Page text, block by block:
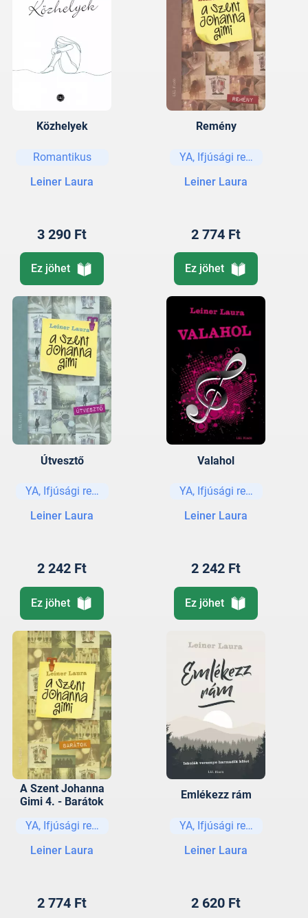
Közhelyek
Romantikus
Leiner Laura
3 290 Ft
Ez jöhet
Remény
YA, Ifjúsági regények és
Leiner Laura
2 774 Ft
Ez jöhet
Útvesztő
YA, Ifjúsági regények és elbeszélések
Leiner Laura
2 242 Ft
Ez jöhet
Valahol
YA, Ifjúsági regények és
Leiner Laura
2 242 Ft
Ez jöhet
A Szent Johanna
Gimi 4. - Barátok
YA, Ifjúsági regények és elbeszélések
Leiner Laura
2 774 Ft
Emlékezz rám
YA, Ifjúsági regények és
Leiner Laura
2 620 Ft